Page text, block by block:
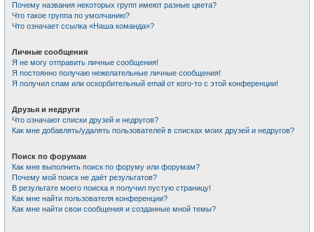
Почему названия некоторых групп имеют разные цвета?
Что такое группа по умолчанию?
Что означает ссылка «Наша команда»?
Личные сообщения
Я не могу отправить личные сообщения!
Я постоянно получаю нежелательные личные сообщения!
Я получил спам или оскорбительный email от кого-то с этой конференции!
Друзья и недруги
Что означают списки друзей и недругов?
Как мне добавлять/удалять пользователей в списках моих друзей и недругов?
Поиск по форумам
Как мне выполнить поиск по форуму или форумам?
Почему мой поиск не даёт результатов?
В результате моего поиска я получил пустую страницу!
Как мне найти пользователя конференции?
Как мне найти свои сообщения и созданные мной темы?